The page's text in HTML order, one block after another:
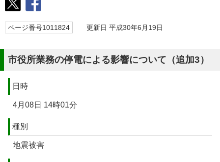
ページ番号1011824 更新日 平成30年6月19日
市役所業務の停電による影響について（追加3）
日時
4月08日 14時01分
種別
地震被害